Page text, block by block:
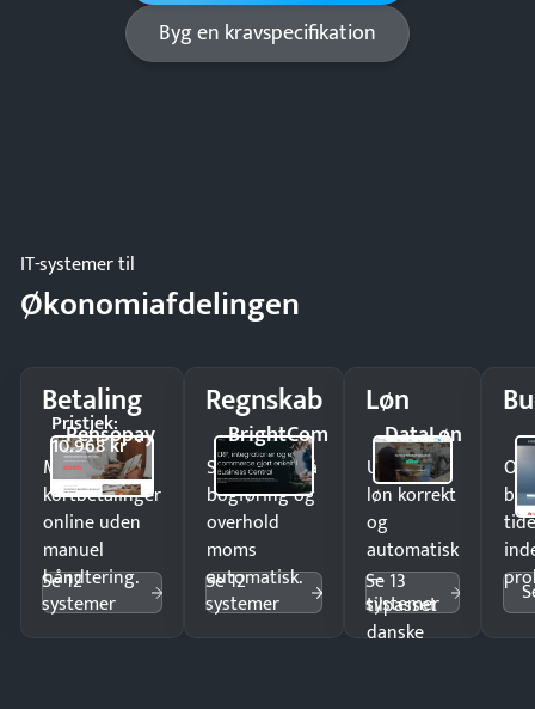
Byg en kravspecifikation
IT-systemer til
Økonomiafdelingen
Betaling
Pensopay
Pristjek:
10.968 kr
Modtag
kortbetalinger
online uden
manuel
håndtering.
Se 12
systemer
Regnskab
BrightCom
Spar timer på
bogføring og
overhold
moms
automatisk.
Se 12
systemer
Løn
DataLøn
Udbetal
løn korrekt
og
automatisk
—
tilpasset
danske
Se 13
systemer